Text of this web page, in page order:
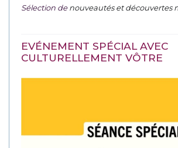
Sélection denouveautés et découvertes
EVÉNEMENT SPÉCIAL AVEC
CULTURELLEMENT VÔTRE